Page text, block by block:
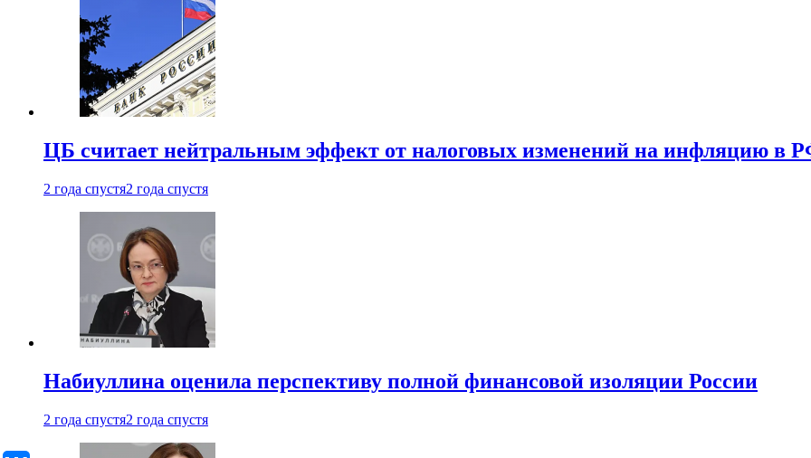
ЦБ считает нейтральным эффект от налоговых изменений на инфляцию в
2 года спустя2 года спустя
Набиуллина оценила перспективу полной финансовой изоляции России
2 года спустя2 года спустя